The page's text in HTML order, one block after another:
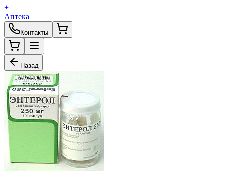
+
Аптека
Контакты
Назад